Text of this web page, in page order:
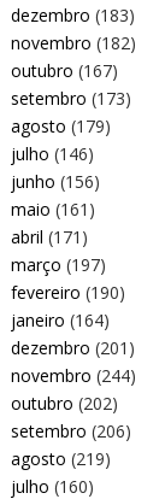
dezembro (183)
novembro (182)
outubro (167)
setembro (173)
agosto (179)
julho (146)
junho (156)
maio (161)
abril (171)
março (197)
fevereiro (190)
janeiro (164)
dezembro (201)
novembro (244)
outubro (202)
setembro (206)
agosto (219)
julho (160)